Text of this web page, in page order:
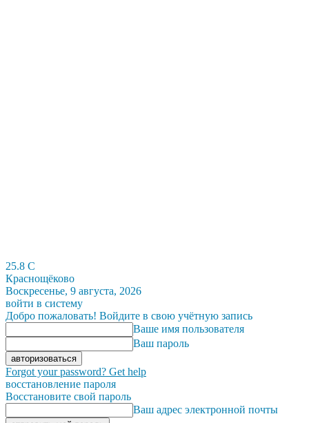
25.8 C
Краснощёково
Воскресенье, 9 августа, 2026
войти в систему
Добро пожаловать! Войдите в свою учётную запись
Ваше имя пользователя
Ваш пароль
Forgot your password? Get help
восстановление пароля
Восстановите свой пароль
Ваш адрес электронной почты